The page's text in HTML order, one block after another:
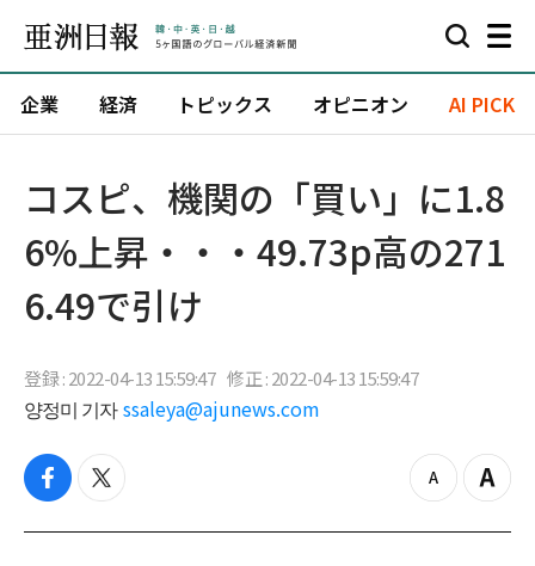
企業 経済 トピックス オピニオン AI PICK
コスピ、機関の「買い」に1.8
6%上昇・・・49.73p高の271
6.49で引け
登録 : 2022-04-13 15:59:47 修正 : 2022-04-13 15:59:47
양정미 기자 ssaleya@ajunews.com
f
c
t
i
z
o
Z
o